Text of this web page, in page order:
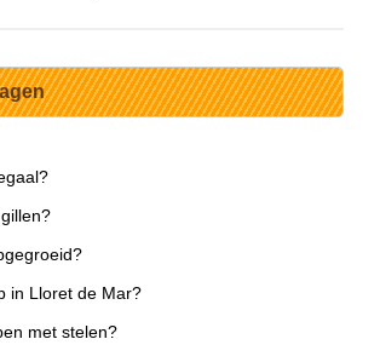
in Lloret de Mar?
met stelen?